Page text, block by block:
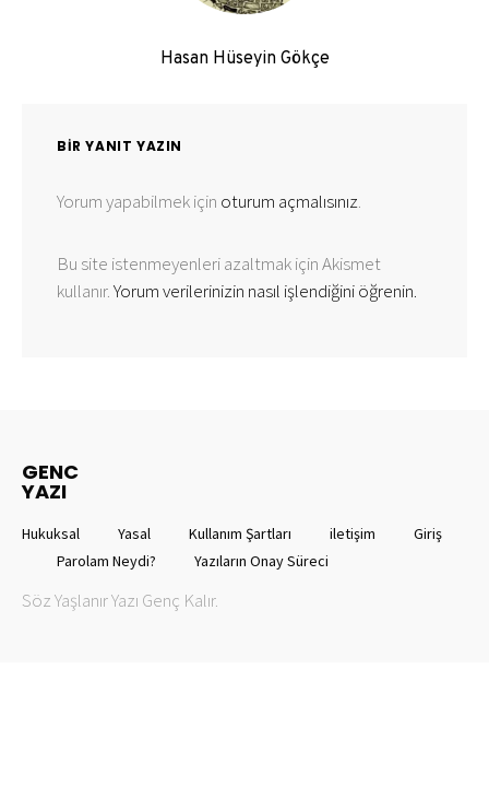
Hasan Hüseyin Gökçe
BIR YANIT YAZIN
Yorum yapabilmek için oturum açmalısınız.
Bu site istenmeyenleri azaltmak için Akismet
kullanır.Yorum verilerinizin nasıl işlendiğini öğrenin.
GENC
YAZI
Hukuksal Yasal Kullanım Şartları iletişim
Giriş
Parolam Neydi?
Yazıların Onay Süreci
Söz Yaşlanır Yazı Genç Kalır.